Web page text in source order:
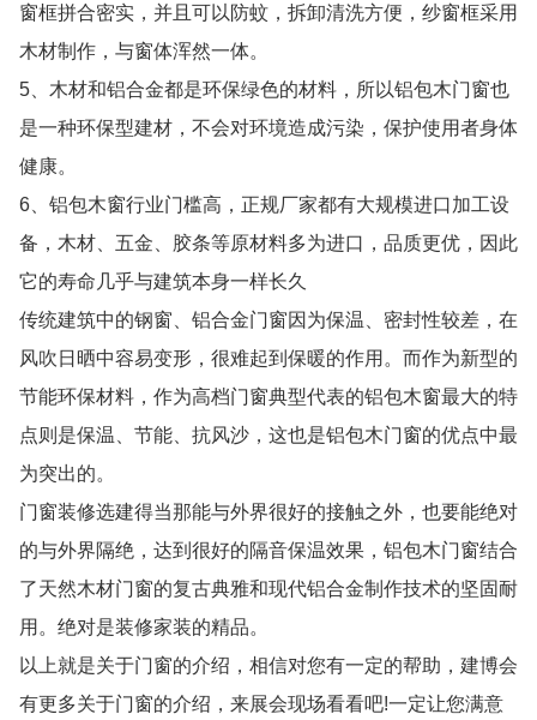
窗框拼合密实，并且可以防蚊，拆卸清洗方便，纱窗框采用
木材制作，与窗体浑然一体。
5、木材和铝合金都是环保绿色的材料，所以铝包木门窗也
是一种环保型建材，不会对环境造成污染，保护使用者身体
健康。
6、铝包木窗行业门槛高，正规厂家都有大规模进口加工设
备，木材、五金、胶条等原材料多为进口，品质更优，因此
它的寿命几乎与建筑本身一样长久
传统建筑中的钢窗、铝合金门窗因为保温、密封性较差，在
风吹日晒中容易变形，很难起到保暖的作用。而作为新型的
节能环保材料，作为高档门窗典型代表的铝包木窗最大的特
点则是保温、节能、抗风沙，这也是铝包木门窗的优点中最
为突出的。
门窗装修选建得当那能与外界很好的接触之外，也要能绝对
的与外界隔绝，达到很好的隔音保温效果，铝包木门窗结合
了天然木材门窗的复古典雅和现代铝合金制作技术的坚固耐
用。绝对是装修家装的精品。
以上就是关于门窗的介绍，相信对您有一定的帮助，建博会
有更多关于门窗的介绍，来展会现场看看吧!一定让您满意